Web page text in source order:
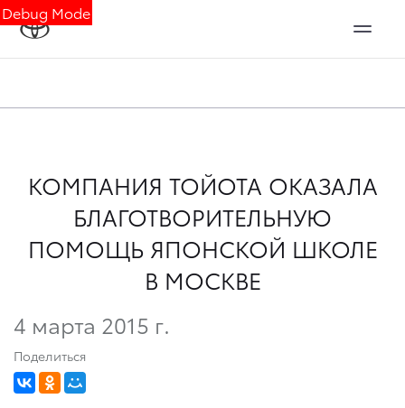
Debug Mode
КОМПАНИЯ ТОЙОТА ОКАЗАЛА
БЛАГОТВОРИТЕЛЬНУЮ
ПОМОЩЬ ЯПОНСКОЙ ШКОЛЕ
В МОСКВЕ
4 марта 2015 г.
Поделиться